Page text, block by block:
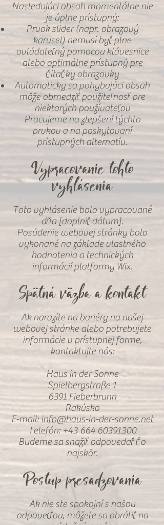
Nasledujúci obsah momentálne nie
je úplne prístupný:
Prvok slider (napr. obrazový
karusel) nemusí byť plne
ovládateľný pomocou klávesnice
alebo optimálne prístupný pre
čítačky obrazovky
Automaticky sa pohybujúci obsah
môže obmedziť použiteľnosť pre
niektorých používateľov
Pracujeme na zlepšení týchto
prvkov a na poskytovaní
prístupných alternatív.
Vypracovanie tohto
vyhlásenia
Toto vyhlásenie bolo vypracované
dňa [doplniť dátum].
Posúdenie webovej stránky bolo
vykonané na základe vlastného
hodnotenia a technických
informácií platformy Wix.
Spätná väzba a kontakt
Ak narazíte na bariéry na našej
webovej stránke alebo potrebujete
informácie v prístupnej forme,
kontaktujte nás:
Haus in der Sonne
Spielbergstraße 1
6391 Fieberbrunn
Rakúsko
E-mail:info@haus-in-der-sonne.net
Telefón: +43 664 60391300
Budeme sa snažiť odpovedať čo
najskôr.
Postup presadzovania
Ak nie ste spokojní s našou
odpoveďou, môžete sa obrátiť na